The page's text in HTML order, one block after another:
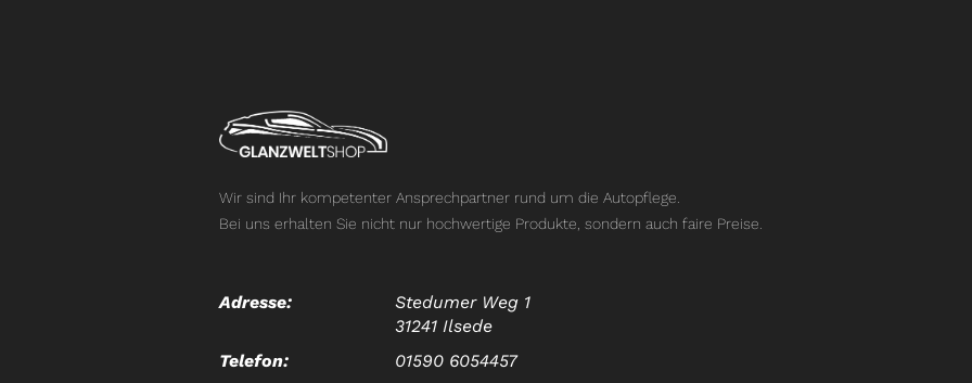
Wir sind Ihr kompetenter Ansprechpartner rund um die Autopflege.
Bei uns erhalten Sie nicht nur hochwertige Produkte, sondern auch faire Preise.
Adresse:
Stedumer Weg 1
31241 Ilsede
Telefon:
01590 6054457